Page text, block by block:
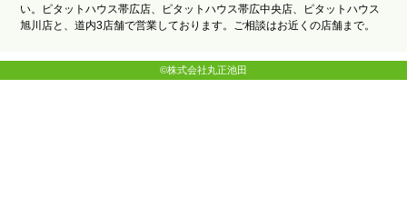
い。ピタットハウス帯広店、ピタットハウス帯広中央店、ピタットハウス
旭川店と、道内3店舗で営業しております。ご相談はお近くの店舗まで。
©株式会社丸正池田